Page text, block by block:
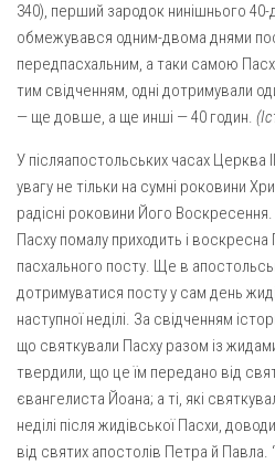
Монастирі
Свято-Покровський монастир
Свято-Івано-Павлівський
Св. Йосифа ОПДМ
Монастир сестер милосердя
Монастир Успення Пресвятої
Святого Василія Великого
Комісії
Катехитична комісія
Комісія у справах молоді
Комісія у справах родини
Комісія з питань
Спільноти
340), перший зародок нинішнього
обмежу­вався одним-двома днями
передпасхаль­ним, а таки самою
тим свідченням, одні дотримували
— ще довше, а ще инші — 40 годин.
У післяапостольських часах Церква
увагу не тільки на сумні роковини
радісні роковини Його
Пасху помалу приходить і воскресна
пасхального посту. Ще в
дотримуватися посту у сам день
наступної неділі. За свід­ченням
що святкували Пасху разом із
твердили, що це їм передано від
євангелиста Йоана; а ті, які
неділі після жидівської Пасхи,
від святих апостолів Петра й Павла.